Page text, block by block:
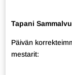
Tapani
Päivän
mestarit: